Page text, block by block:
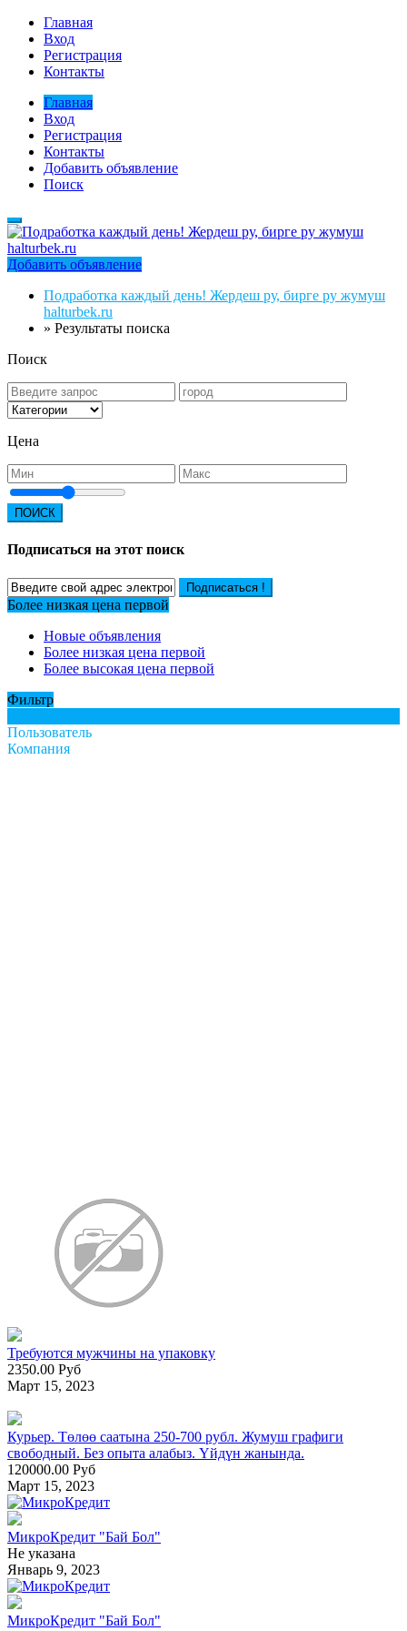
Главная
Вход
Регистрация
Контакты
Главная
Вход
Регистрация
Контакты
Добавить объявление
Поиск
Добавить объявление
Подработка каждый день! Жердеш ру, бирге ру жумуш
halturbek.ru
» Результаты поиска
Поиск
Цена
ПОИСК
Подписаться на этот поиск
Подписаться !
Более низкая цена первой
Новые объявления
Более низкая цена первой
Более высокая цена первой
Фильтр
Пользователь
Компания
Требуются мужчины на упаковку
2350.00 Руб
Март 15, 2023
Курьер. Төлөө саатына 250-700 рубл. Жумуш графиги
свободный. Без опыта алабыз. Үйдүн жанында.
120000.00 Руб
Март 15, 2023
МикроКредит "Бай Бол"
Не указана
Январь 9, 2023
МикроКредит "Бай Бол"